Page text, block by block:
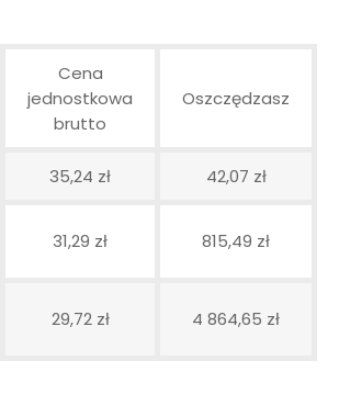
Cena
jednostkowa
brutto
Oszczędzasz
35,24 zł 42,07 zł
31,29 zł 815,49 zł
29,72 zł 4 864,65 zł